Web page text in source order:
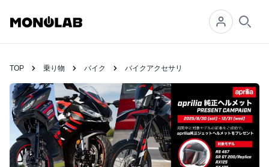
TOP 乗り物 バイク バイクアクセサリ